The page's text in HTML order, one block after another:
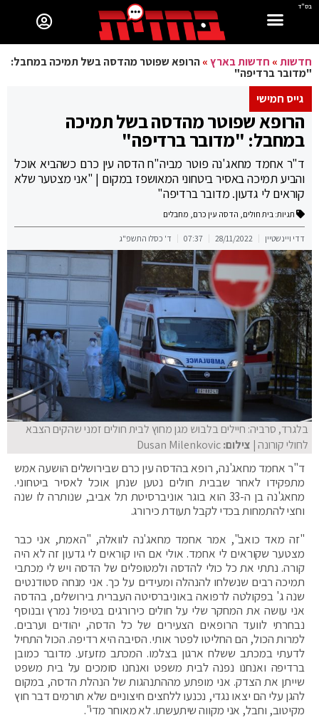
בס"ד
חדשות» חדשות בארץ»הרופא שפוטר מהדסה בשל תמיכה במחבל:
"מדובר ברדיפה"
גייס חמישי
הרופא שפוטר מהדסה בשל תמיכה
במחבל: "מדובר ברדיפה"
ד"ר אחמד מחאג'נה פוטר מביה"ח הדסה עין כרם כשהביא אוכל
והביע תמיכה באסיר ביטחוני המאושפז במקום | "אני מצטער שלא
קוראים לי גדעון. מדובר ברדיפה"
תגיות: בית חולים, הדסה עין כרם, מחבלים
דדי ויינשטיין 28/11/2022
07:37 ד' כסלו התשפ"ג
בלגרד, סרביה: חיילים בלבוש מגן מחוץ לבית חולים זמני שהקים הצבא
לחולי קורונה| צילום:Dusan Milenkovic
ד"ר אחמד מחאג'נה, רופא בהדסה עין כרם שבירושלים הושעה אמש
מתפקידו לאחר שבבית חולים נטען שנתן אוכל לאסיר ביטחוני.
מחאג'נה בן ה-33 הוא בוגר אוניברסיטת תל אביב, שנותרה לו שנה
וחצי להתמחות בכדי לקבל תעודת כירורג.
"זה מאד כואב", אמר אחמד מחאג'נה לוואלה, "האמת, אני כבר
מצטער שקוראים לי אחמד. אולי אם היו קוראים לי גדעון זה לא היה
קורה. נתתי את כל כולי להדסה ולמטופלים של הדסה ויש לי מכתבי
תמיכה רבים שנשלחו להנהלה ומעידים על כך. אני מנחה סטודנטים
שנה ג' בפקולטה לרפואה באוניברסיטה העברית בירושלים, בהדסה
אני עושה את המחקר שלי על חולים כירורגים בטיפול נמרץ ובנוסף
נבחרתי לוועד הרופאים הצעירים של כל הדסה, יהודים וערבים.
למרות הכול, הם החליטו לפטר אותי. הסיבה היא רדיפה. הכול התחיל
לדעתי במכתב ששלח ארגון בצלמו. המכתב מזעזע. מדובר כמובן
ברדיפה ואנחנו נפנה לבית משפט ואנחנו סומכים על בית משפט
שייתן את הצדק. אני מופתע מההתנהגות של הנהלת הדסה, במקום
להגן עלי הם יצאו נגדי, נכנעו ללחצים חיצוניים שלא תורמים דבר חוץ
מקיטוב, וחבל, אני מקווה שיתעשתו. לא מאוחר מדי".